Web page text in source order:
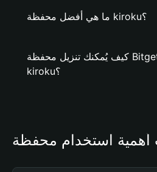
ما هي أفضل محفظة kiroku؟
كيف يُمكنك تنزيل محفظة Bitget وإنشاء محفظة
kiroku؟